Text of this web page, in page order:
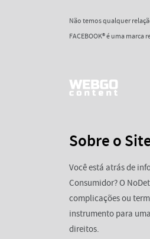
Não temos qualquer
FACEBOOK® é uma marca
Sobre o
Você está atrás de
Consumidor? O
complicações ou
instrumento para
direitos.